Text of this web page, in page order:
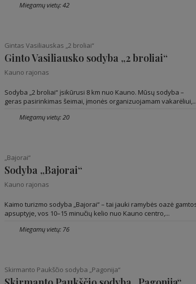
Miegamų vietų: 42
Gintas Vasiliauskas „2 broliai“
Ginto Vasiliausko sodyba „2 broliai“
Kauno rajonas
Sodyba „2 broliai“ įsikūrusi 8 km nuo Kauno. Mūsų sodyba –
geras pasirinkimas šeimai, įmonės organizuojamam vakarėliui,...
Miegamų vietų: 20
„Bajorai“
Sodyba „Bajorai“
Kauno rajonas
Kaimo turizmo sodyba „Bajorai“ – tai jauki ramybės oazė
apsuptyje, vos 10–15 minučių kelio nuo Kauno centro,...
Miegamų vietų: 76
Skirmanto Paukščio sodyba „Pagonija“